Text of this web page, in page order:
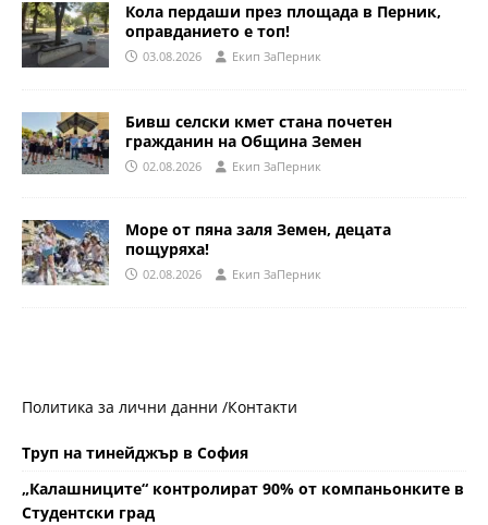
Кола пердаши през площада в Перник,
оправданието е топ!
03.08.2026 Eкип ЗаПерник
Бивш селски кмет стана почетен
гражданин на Община Земен
02.08.2026 Eкип ЗаПерник
Море от пяна заля Земен, децата
пощуряха!
02.08.2026 Eкип ЗаПерник
Политика за лични данни /Контакти
Труп на тинейджър в София
„Калашниците“ контролират 90% от компаньонките в
Студентски град